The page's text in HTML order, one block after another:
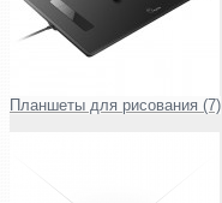
Планшеты для рисования (7)